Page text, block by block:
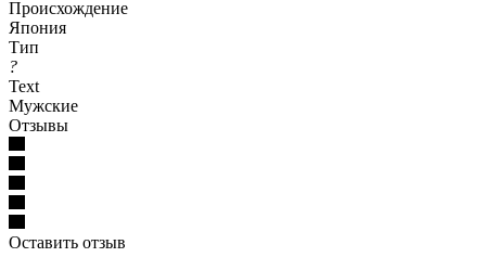
Происхождение
Япония
Тип
?
Text
Мужские
Отзывы
Оставить отзыв